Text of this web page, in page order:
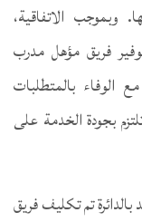
وبموجب الاتفاقية،
فريق مؤهل مدرب
الوفاء بالمتطلبات
بجودة الخدمة على
تم تكليف فريق